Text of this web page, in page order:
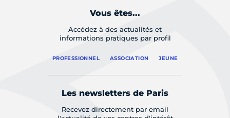
Vous êtes...
Accédez à des actualités et
informations pratiques par profil
PROFESSIONNEL ASSOCIATION JEUNE
Les newsletters de Paris
Recevez directement par email